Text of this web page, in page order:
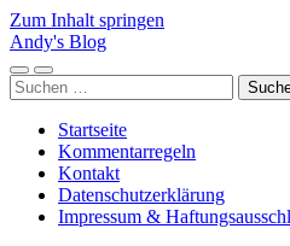
Zum Inhalt springen
Andy's Blog
Mobile-
Menü
Suchfeld
ein-/ausblenden
Suchen
nach:
Startseite
Kommentarregeln
Kontakt
Datenschutzerklärung
Impressum &